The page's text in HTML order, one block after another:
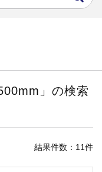
」の検索
結果件数：11件